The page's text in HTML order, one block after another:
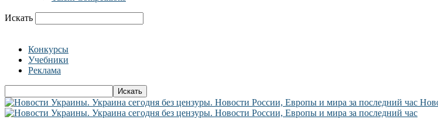
Искать
Конкурсы
Учебники
Реклама